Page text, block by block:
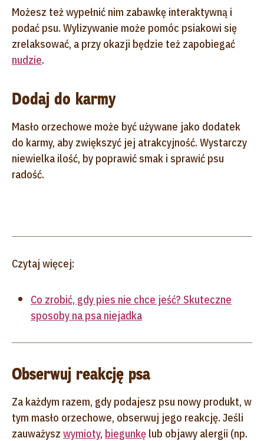
Możesz też wypełnić nim zabawkę interaktywną i
podać psu. Wylizywanie może pomóc psiakowi się
zrelaksować, a przy okazji będzie też zapobiegać
nudzie.
Dodaj do karmy
Masło orzechowe może być używane jako dodatek
do karmy, aby zwiększyć jej atrakcyjność. Wystarczy
niewielka ilość, by poprawić smak i sprawić psu
radość.
Czytaj więcej:
Co zrobić, gdy pies nie chce jeść? Skuteczne
sposoby na psa niejadka
Obserwuj reakcję psa
Za każdym razem, gdy podajesz psu nowy produkt, w
tym masło orzechowe, obserwuj jego reakcję. Jeśli
zauważysz wymioty, biegunkę lub objawy alergii (np.